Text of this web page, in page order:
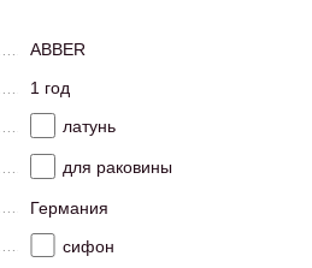
ABBER
1 год
латунь
для раковины
Германия
сифон